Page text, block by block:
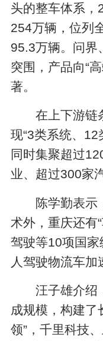
头的整车体系，
254万辆，位列
95.3万辆。问界
突围，产品向“
著。
在上下游链
现“3类系统、12
同时集聚超过
业、超过300家
陈学勤表示
术外，重庆还有
驾驶等10项国
人驾驶物流车加
汪子雄介绍
成规模，构建了
领”，千里科技